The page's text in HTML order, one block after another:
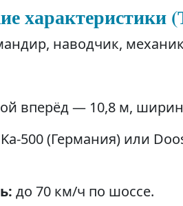
характеристики
наводчик,
вперёд — 10,8 м,
Ka-500 (Германия) или
до 70 км/ч по шоссе.